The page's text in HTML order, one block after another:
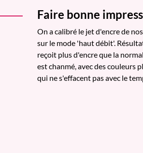
Faire bonne
On a calibré le jet d'encre de
sur le mode 'haut débit'.
reçoit plus d'encre que la
est chanmé, avec des couleurs
qui ne s'effacent pas avec le